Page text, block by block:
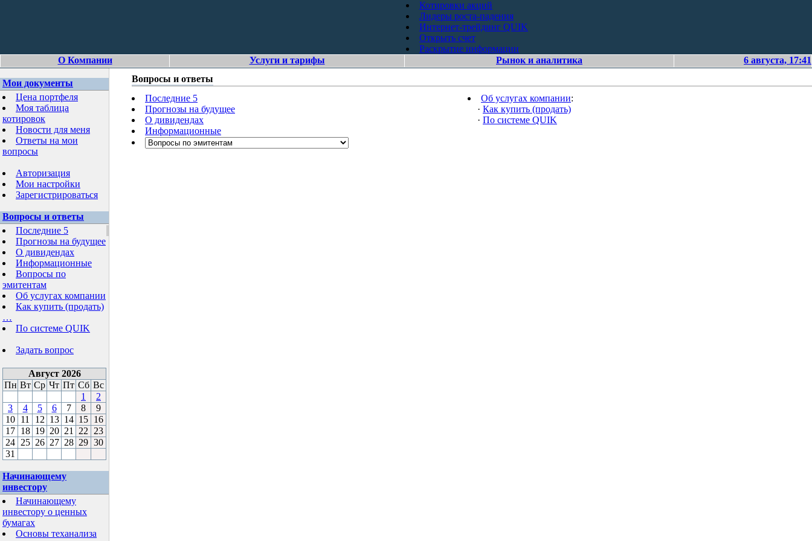
Котировки акций
Лидеры роста-падения
Интернет-трейдинг QUIK
Открыть счет
Раскрытие информации
О Компании
Услуги и тарифы Рынок и аналитика 6 августа, 17:41
Мои документы
Цена портфеля
Моя таблица
котировок
Новости для меня
Ответы на мои
вопросы
Авторизация
Мои настройки
Зарегистрироваться
Вопросы и ответы
Последние 5
Прогнозы на будущее
О дивидендах
Информационные
Вопросы по
эмитентам
Об услугах компании
Как купить (продать)
…
По системе QUIK
Задать вопрос
Август 2026
Пн Вт Ср Чт Пт Сб Вс
1
2
3
4 5 6 7 8
9
10 11 12 13 14 15 16
17 18 19 20 21 22
23
24 25 26 27 28 29 30
31
Начинающему
инвестору
Начинающему
инвестору о ценных
бумагах
Основы теханализа
Вопросы и ответы
Последние 5
Прогнозы на будущее
О дивидендах
Информационные
Об услугах компании:
· Как купить (продать)
· По системе QUIK